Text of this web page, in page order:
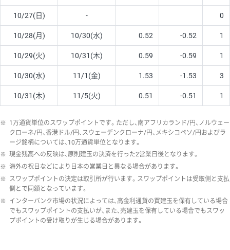
10/27(日) - 0
10/28(月) 10/30(水) 0.52 -0.52 1
10/29(火) 10/31(木) 0.59 -0.59 1
10/30(水) 11/1(金) 1.53 -1.53 3
10/31(木) 11/5(火) 0.51 -0.51 1
※ 1万通貨単位のスワップポイントです。ただし、南アフリカランド/円、ノルウェー
クローネ/円、香港ドル/円、スウェーデンクローナ/円、メキシコペソ/円およびラ
ージ銘柄については、10万通貨単位となります。
※ 現金残高への反映は、原則建玉の決済を行った2営業日後となります。
※ 海外の祝日などにより日本の営業日と異なる場合があります。
※ スワップポイントの決定は取引所が行います。スワップポイントは受取側と支払
側とで同額となっています。
※ インターバンク市場の状況によっては、高金利通貨の買建玉を保有している場合
でもスワップポイントの支払いが、また、売建玉を保有している場合でもスワッ
プポイントの受け取りが生じる場合があります。